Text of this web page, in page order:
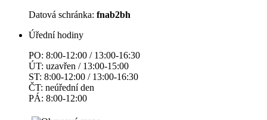
Datová schránka: fnab2bh
Úřední hodiny
PO: 8:00-12:00 / 13:00-16:30
ÚT: uzavřen / 13:00-15:00
ST: 8:00-12:00 / 13:00-16:30
ČT: neúřední den
PÁ: 8:00-12:00